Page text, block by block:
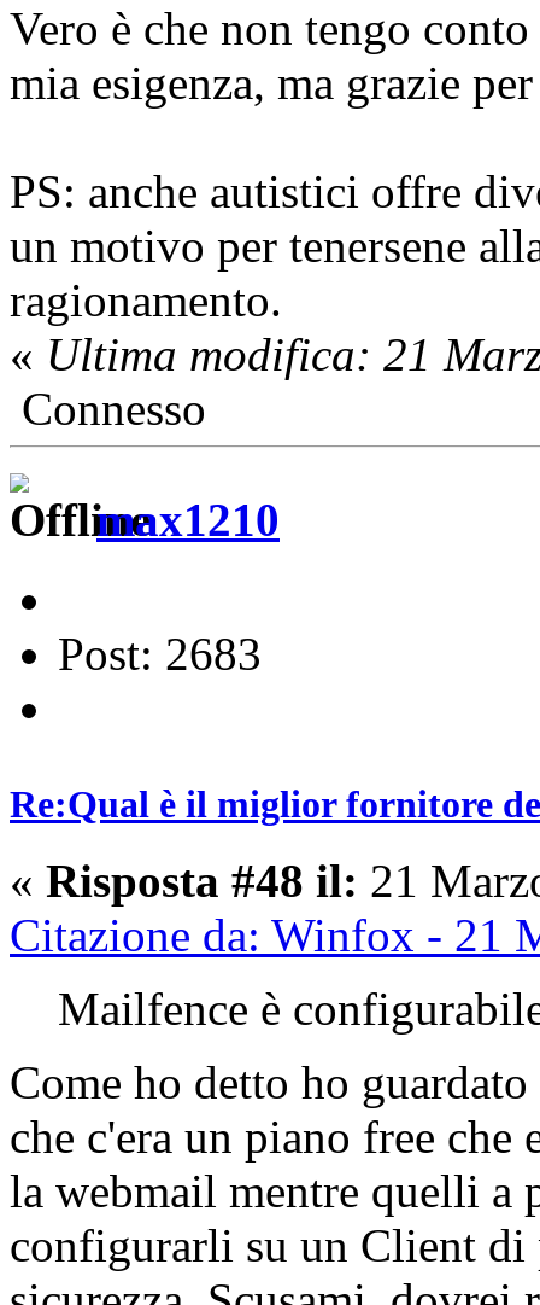
Vero è che non tengo
mia esigenza, ma grazie
PS: anche autistici offre
un motivo per tenersene
ragionamento.
« Ultima modifica: 21
Connesso
max1210
Post: 2683
Re:Qual è il miglior fornitore
« Risposta #48 il: 21
Citazione da: Winfox - 21
Mailfence è
Come ho detto ho
che c'era un piano free
la webmail mentre quelli a
configurarli su un Client di